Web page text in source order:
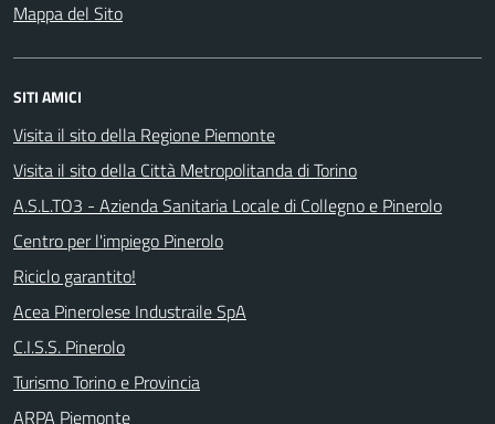
Mappa del Sito
SITI AMICI
Visita il sito della Regione Piemonte
Visita il sito della Città Metropolitanda di Torino
A.S.L.TO3 - Azienda Sanitaria Locale di Collegno e Pinerolo
Centro per l'impiego Pinerolo
Riciclo garantito!
Acea Pinerolese Industraile SpA
C.I.S.S. Pinerolo
Turismo Torino e Provincia
ARPA Piemonte